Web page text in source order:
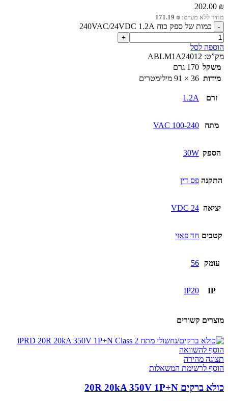
202.00 ₪
מחיר ללא מע״מ: 171.19 ₪
כמות של ספק כוח 240VAC/24VDC 1.2A
הוספה לסל
מק”ט: ABLM1A24012
משקל 170 גרם
מידות 36 × 91 מילימטרים
זרם 1.2A
מתח 100-240 VAC
הספק 30W
התקנה פס דין
יציאה 24 VDC
קטבים חד פאזי
עומק 56
IP
IP20
מוצרים קשורים
הוסף להשוואה
תצוגה מהירה
הוסף לרשימת המשאלות
כולא ברקים 20R 20kA 350V 1P+N